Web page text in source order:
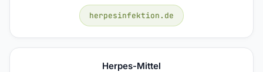
herpesinfektion.de
Herpes-Mittel